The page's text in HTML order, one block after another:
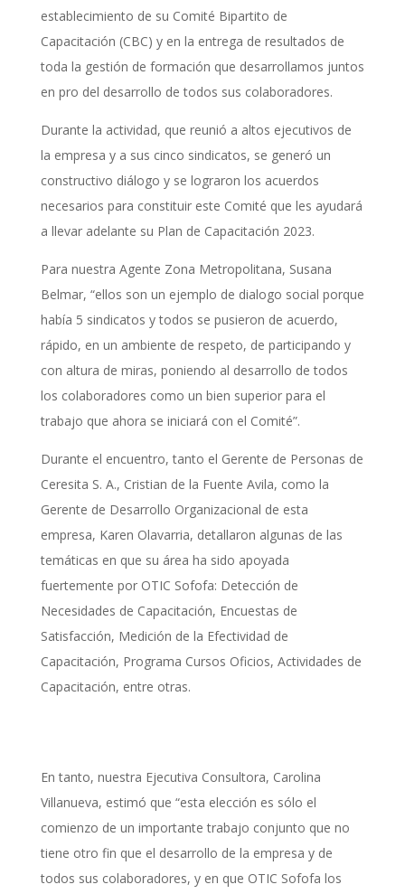
establecimiento de su Comité Bipartito de
Capacitación (CBC) y en la entrega de resultados de
toda la gestión de formación que desarrollamos juntos
en pro del desarrollo de todos sus colaboradores.
Durante la actividad, que reunió a altos ejecutivos de
la empresa y a sus cinco sindicatos, se generó un
constructivo diálogo y se lograron los acuerdos
necesarios para constituir este Comité que les ayudará
a llevar adelante su Plan de Capacitación 2023.
Para nuestra Agente Zona Metropolitana, Susana
Belmar, “ellos son un ejemplo de dialogo social porque
había 5 sindicatos y todos se pusieron de acuerdo,
rápido, en un ambiente de respeto, de participando y
con altura de miras, poniendo al desarrollo de todos
los colaboradores como un bien superior para el
trabajo que ahora se iniciará con el Comité”.
Durante el encuentro, tanto el Gerente de Personas de
Ceresita S. A., Cristian de la Fuente Avila, como la
Gerente de Desarrollo Organizacional de esta
empresa, Karen Olavarria, detallaron algunas de las
temáticas en que su área ha sido apoyada
fuertemente por OTIC Sofofa: Detección de
Necesidades de Capacitación, Encuestas de
Satisfacción, Medición de la Efectividad de
Capacitación, Programa Cursos Oficios, Actividades de
Capacitación, entre otras.
En tanto, nuestra Ejecutiva Consultora, Carolina
Villanueva, estimó que “esta elección es sólo el
comienzo de un importante trabajo conjunto que no
tiene otro fin que el desarrollo de la empresa y de
todos sus colaboradores, y en que OTIC Sofofa los